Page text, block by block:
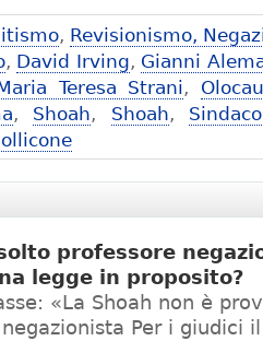
, Revisionismo,
, David Irving, Gianni
Teresa Strani,
, Shoah, Shoah,
professore
legge in proposito?
«La Shoah non è
Per i giudici